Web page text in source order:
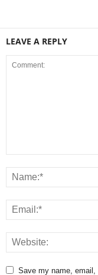
LEAVE A REPLY
Save my name, email,